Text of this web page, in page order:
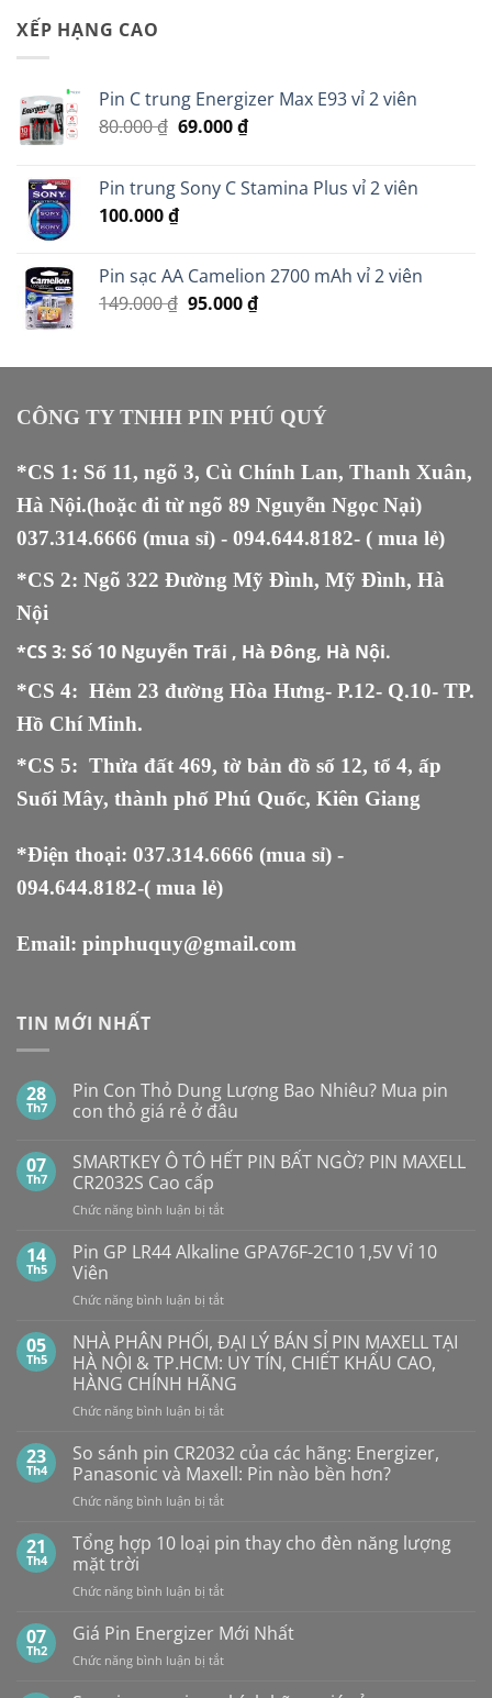
XẾP HẠNG CAO
Pin C trung Energizer Max E93 vỉ 2 viên
80.000₫ Giá
80.000 ₫.
69.000₫Giá
là:
Pin trung Sony C Stamina Plus vỉ 2 viên
100.000₫
Pin sạc AA Camelion 2700 mAh vỉ 2 viên
149.000₫ Giá
149.000 ₫.
95.000₫Giá
là:
CÔNG TY TNHH PIN PHÚ QUÝ
*CS 1: Số 11, ngõ 3, Cù Chính Lan, Thanh Xuân,
Hà Nội.(hoặc đi từ ngõ 89 Nguyễn Ngọc Nại)
037.314.6666 (mua sỉ) - 094.644.8182- ( mua lẻ)
*CS 2: Ngõ 322 Đường Mỹ Đình, Mỹ Đình, Hà
Nội
*CS 3: Số 10 Nguyễn Trãi , Hà Đông, Hà Nội.
*CS 4: Hẻm 23 đường Hòa Hưng- P.12- Q.10- TP.
Hồ Chí Minh.
*CS 5: Thửa đất 469, tờ bản đồ số 12, tổ 4, ấp
Suối Mây, thành phố Phú Quốc, Kiên Giang
*Điện thoại: 037.314.6666 (mua sỉ) -
094.644.8182-( mua lẻ)
Email: pinphuquy@gmail.com
TIN MỚI NHẤT
28
Th7
Pin Con Thỏ Dung Lượng Bao Nhiêu? Mua pin
con thỏ giá rẻ ở đâu
bình
luận
ở
Pin
Con
Dung
Lượng
Bao
Nhiêu?
Mua
con
thỏ
giá
rẻ
ở
đâu
07
Th7
SMARTKEY Ô TÔ HẾT PIN BẤT NGỜ? PIN MAXELL
CR2032S Cao cấp
Chức năng bình luận bị tắtở
Ô
PIN
NGỜ?
PIN
MAXELL
CR2032S Cao
cấp
14
Th5
Pin GP LR44 Alkaline GPA76F-2C10 1,5V Vỉ 10
Viên
Chức năng bình luận bị tắtở
GP
LR44
Alkaline
GPA76F-
2C10
Vỉ
10
Viên
05
Th5
NHÀ PHÂN PHỐI, ĐẠI LÝ BÁN SỈ PIN MAXELL TẠI
HÀ NỘI & TP.HCM: UY TÍN, CHIẾT KHẤU CAO,
HÀNG CHÍNH HÃNG
Chức năng bình luận bị tắtở
PHÂN
PHỐI,
ĐẠI
LÝ
SỈ
TẠI
NỘI
23
Th4
So sánh pin CR2032 của các hãng: Energizer,
Panasonic và Maxell: Pin nào bền hơn?
Chức năng bình luận bị tắtở
sánh
của
hãng:
Panasonic
21
Th4
Tổng hợp 10 loại pin thay cho đèn năng lượng
mặt trời
Chức năng bình luận bị tắtở
hợp
loại
07
Th2
Giá Pin Energizer Mới Nhất
Chức năng bình luận bị tắtở